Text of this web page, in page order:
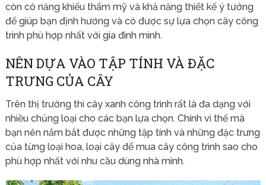
còn có năng khiếu thẩm mỹ và khả năng thiết kế ý tưởng
để giúp bạn định hướng và có được sự lựa chọn cây công
trình phù hợp nhất với gia đình mình.
NÊN DỰA VÀO TẬP TÍNH VÀ ĐẶC
TRƯNG CỦA CÂY
Trên thị trường thì cây xanh công trình rất là đa dạng với
nhiều chủng loại cho các bạn lựa chọn. Chính vì thế mà
bạn nên nắm bắt được những tập tính và những đặc trưng
của từng loại hoa, loại cây để mua cây công trình sao cho
phù hợp nhất với nhu cầu dùng nhà mình.